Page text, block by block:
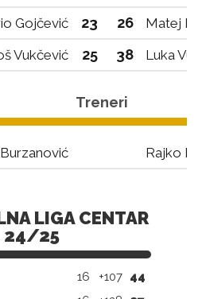
Gojčević
23 26
Matej
Vukčević
25 38 Luka
Treneri
Rajko
LIGA CENTAR
24/25
16 +107 44